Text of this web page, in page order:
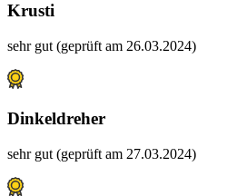
Krusti
sehr gut (geprüft am 26.03.2024)
Dinkeldreher
sehr gut (geprüft am 27.03.2024)